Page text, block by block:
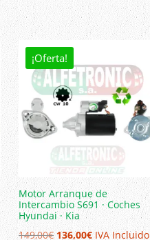
¡Oferta!
Motor Arranque de
Intercambio S691 · Coches
Hyundai · Kia
149,00€El
136,00€ElIVA Incluido